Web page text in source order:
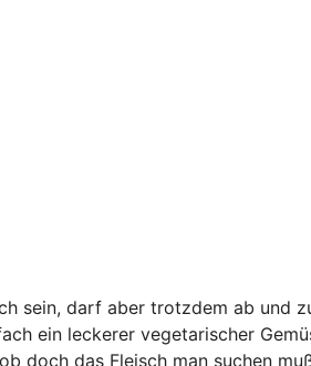
sein, darf aber trotzdem ab und
ein leckerer vegetarischer
doch das Fleisch man suchen